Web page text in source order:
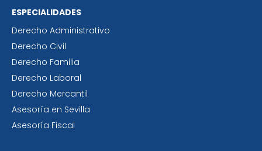
ESPECIALIDADES
Derecho Administrativo
Derecho Civil
Derecho Familia
Derecho Laboral
Derecho Mercantil
Asesoría en Sevilla
Asesoría Fiscal